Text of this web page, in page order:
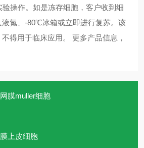
操作。如是冻存细胞，客户收到细
液氮、-80℃冰箱或立即进行复苏。该
得用于临床应用。 更多产品信息，
膜muller细胞
上皮细胞